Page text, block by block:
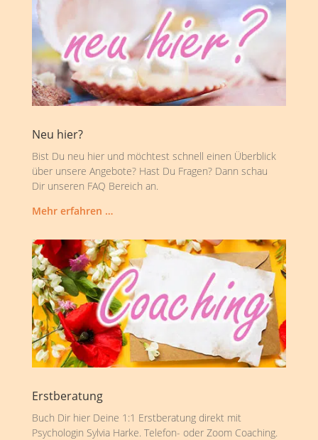
Neu hier?
Bist Du neu hier und möchtest schnell einen Überblick
über unsere Angebote? Hast Du Fragen? Dann schau
Dir unseren FAQ Bereich an.
Mehr erfahren …
Erstberatung
Buch Dir hier Deine 1:1 Erstberatung direkt mit
Psychologin Sylvia Harke. Telefon- oder Zoom Coaching.